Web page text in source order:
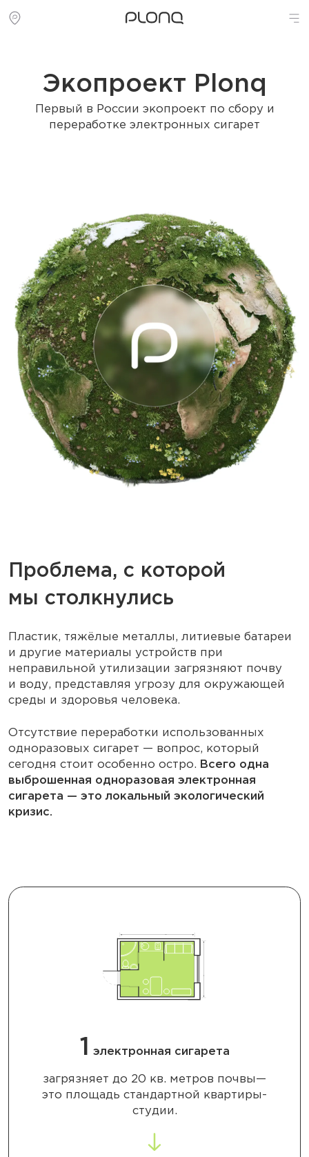
Экопроект Plonq
Первый в России экопроект по сбору и
переработке электронных сигарет
Проблема, с которой
мы столкнулись
Пластик, тяжёлые металлы, литиевые батареи
и другие материалы устройств при
неправильной утилизации загрязняют почву
и воду, представляя угрозу для окружающей
среды и здоровья человека.
Отсутствие переработки использованных
одноразовых сигарет — вопрос, который
сегодня стоит особенно остро. Всего одна
выброшенная одноразовая электронная
сигарета — это локальный экологический
кризис.
1 электронная сигарета
загрязняет до 20 кв. метров почвы—
это площадь стандартной квартиры-
студии.